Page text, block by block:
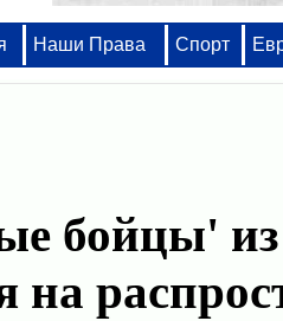
Наши Права Спорт
бойцы'
на